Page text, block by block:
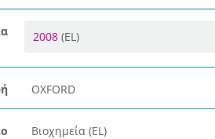
2008 (EL)
OXFORD
Βιοχημεία (EL)